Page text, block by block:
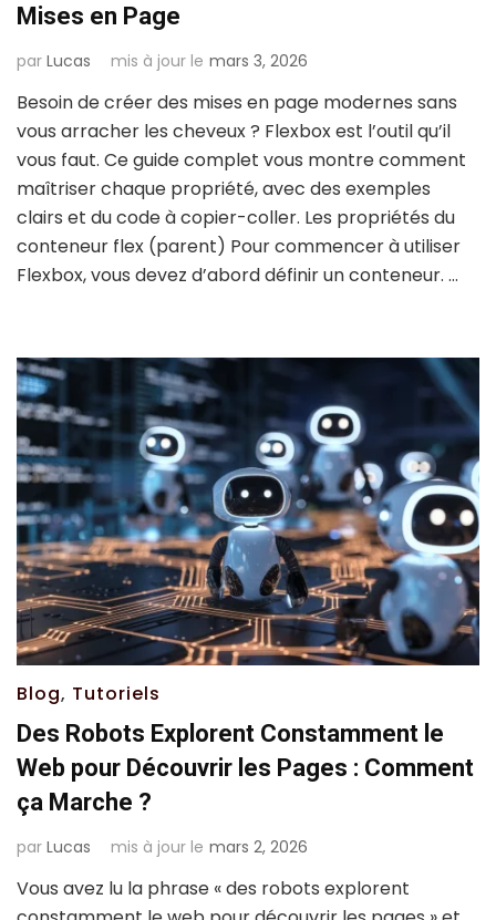
Mises en Page
par Lucas mis à jour le mars 3, 2026
Besoin de créer des mises en page modernes sans
vous arracher les cheveux ? Flexbox est l’outil qu’il
vous faut. Ce guide complet vous montre comment
maîtriser chaque propriété, avec des exemples
clairs et du code à copier-coller. Les propriétés du
conteneur flex (parent) Pour commencer à utiliser
Flexbox, vous devez d’abord définir un conteneur. …
Blog, Tutoriels
Des Robots Explorent Constamment le
Web pour Découvrir les Pages : Comment
ça Marche ?
par Lucas mis à jour le mars 2, 2026
Vous avez lu la phrase « des robots explorent